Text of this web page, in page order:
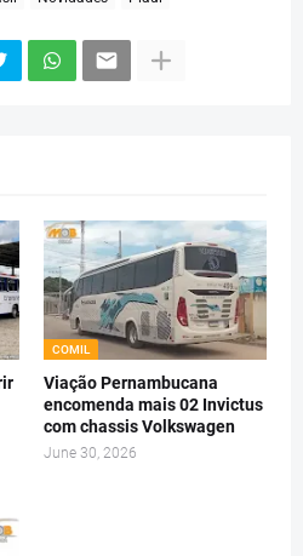
COMIL
Viação Pernambucana
encomenda mais 02 Invictus
com chassis Volkswagen
June 30, 2026